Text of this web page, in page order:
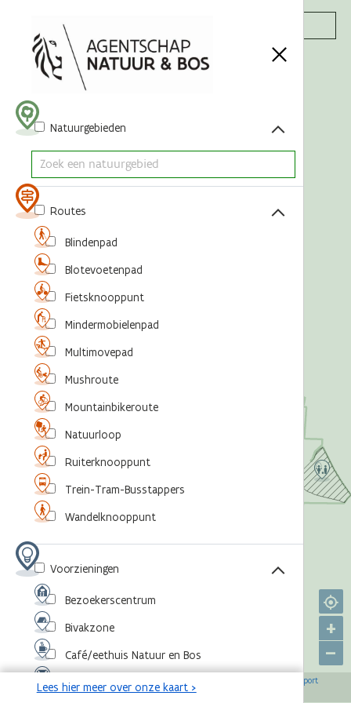
Acties
+
–
OpenStreetMap-bijdragers Agentschap voor Natuur en Bos
Sport
Vlaanderen,©Toerisme Vlaanderen
Natuurgebieden
Routes
Blindenpad
Blotevoetenpad
Fietsknooppunt
Mindermobielenpad
Multimovepad
Mushroute
Mountainbikeroute
Natuurloop
Ruiterknooppunt
Trein-Tram-Busstappers
Wandelknooppunt
Voorzieningen
Bezoekerscentrum
Bivakzone
Café/eethuis Natuur en Bos
Eventlocatie
Lees hier meer over onze kaart >